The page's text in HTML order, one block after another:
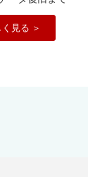
見る ＞